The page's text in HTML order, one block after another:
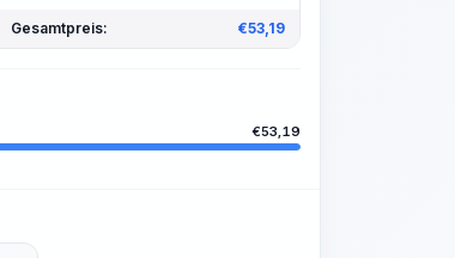
Gesamtpreis: €53,19
€53,19